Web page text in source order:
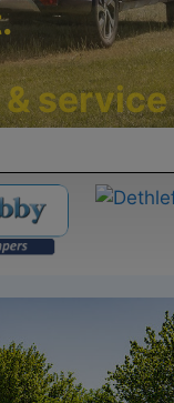
& service